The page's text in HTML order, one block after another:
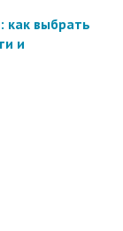
как выбрать
и